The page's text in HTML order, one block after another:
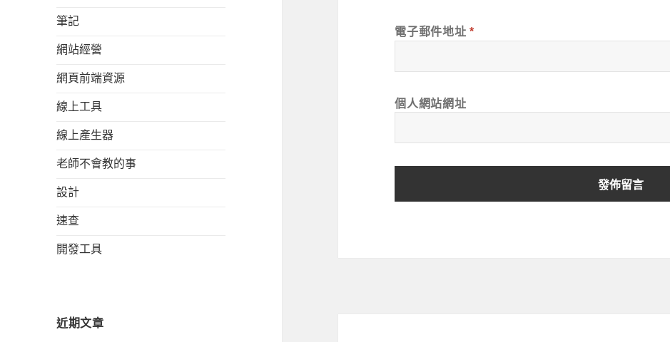
筆記
網站經營
網頁前端資源
線上工具
線上產生器
老師不會教的事
設計
速查
開發工具
近期文章
電子郵件地址 *
個人網站網址